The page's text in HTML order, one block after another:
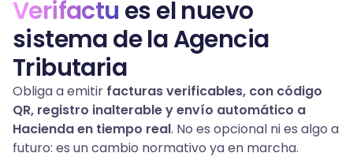
Verifactu es el nuevo
sistema de la Agencia
Tributaria
Obliga a emitir facturas verificables, con código
QR, registro inalterable y envío automático a
Hacienda en tiempo real. No es opcional ni es algo a
futuro: es un cambio normativo ya en marcha.